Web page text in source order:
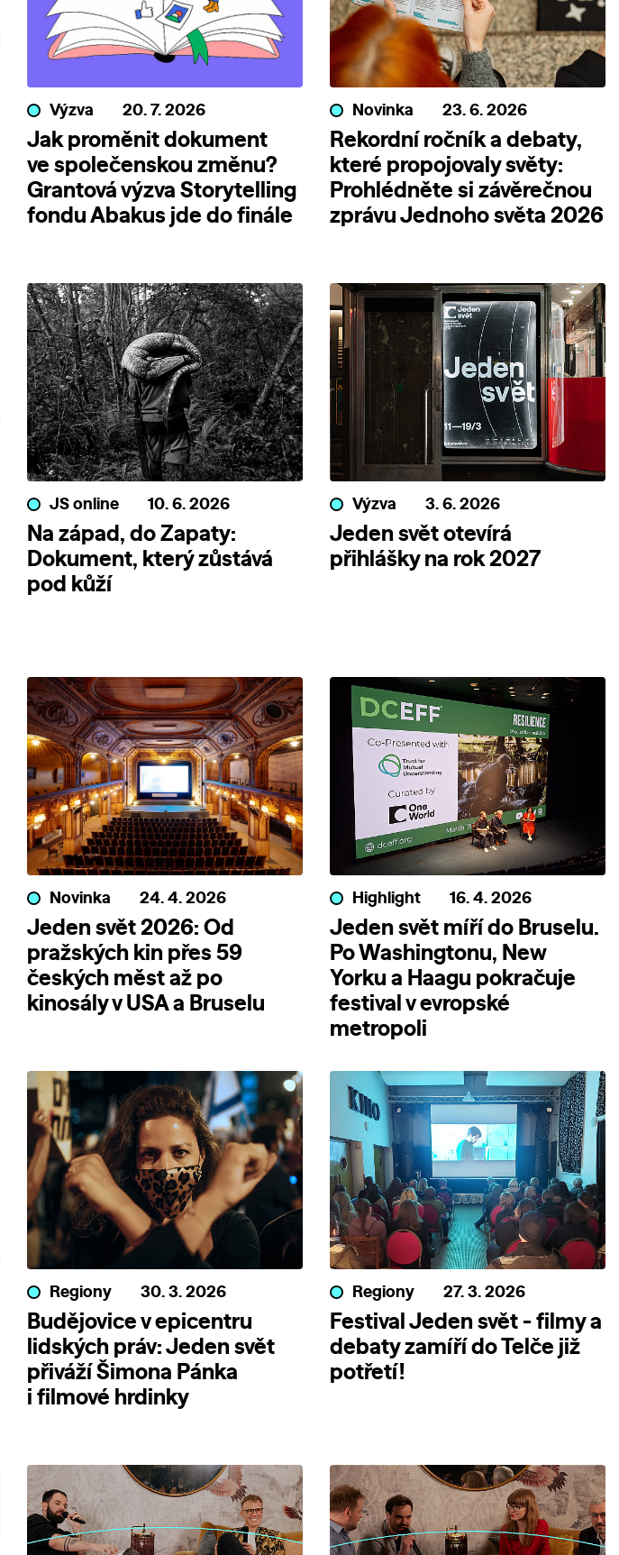
Výzva 20. 7. 2026
Jak proměnit dokument
ve společenskou změnu?
Grantová výzva Storytelling
fondu Abakus jde do finále
Novinka 23. 6. 2026
Rekordní ročník a debaty,
které propojovaly světy:
Prohlédněte si závěrečnou
zprávu Jednoho světa 2026
JS online 10. 6. 2026
Na západ, do Zapaty:
Dokument, který zůstává
pod kůží
Výzva 3. 6. 2026
Jeden svět otevírá
přihlášky na rok 2027
Novinka 24. 4. 2026
Jeden svět 2026: Od
pražských kin přes 59
českých měst až po
kinosály v USA a Bruselu
Highlight 16. 4. 2026
Jeden svět míří do Bruselu.
Po Washingtonu, New
Yorku a Haagu pokračuje
festival v evropské
metropoli
Regiony 30. 3. 2026
Budějovice v epicentru
lidských práv: Jeden svět
přiváží Šimona Pánka
i filmové hrdinky
Regiony 27. 3. 2026
Festival Jeden svět - filmy a
debaty zamíří do Telče již
potřetí!